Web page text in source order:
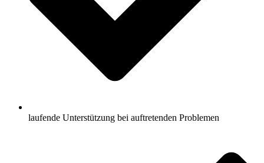
laufende Unterstützung bei auftretenden Problemen